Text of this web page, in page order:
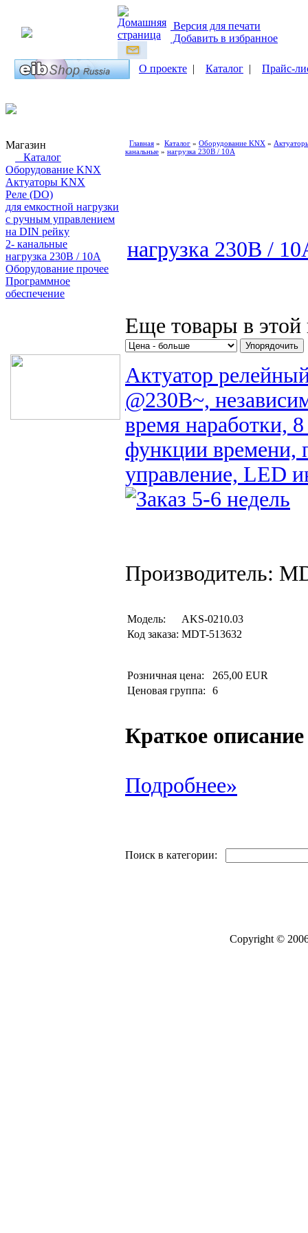
Версия для печати
Добавить в избранное
О проекте | Каталог | Прайс-
Магазин
Каталог
Оборудование KNX
Актуаторы KNX
Реле (DO)
для емкостной нагрузки
с ручным управлением
на DIN рейку
2- канальные
нагрузка 230В / 10А
Оборудование прочее
Программное
обеспечение
Главная » Каталог » Оборудование KNX »
канальные » нагрузка 230В / 10А
нагрузка 230В /
Еще товары в этой
Актуатор
@230В~,
время наработки,
функции времени,
управление, LED
Производитель:
Модель:
AKS-0210.03
Код заказа: MDT-513632
Розничная цена:
265,00 EUR
Ценовая группа:
6
Краткое описание
Подробнее»
Поиск в категории:
Copyright ©